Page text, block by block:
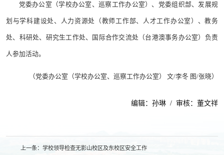
党委办公室（学校办公室、巡察工作办公室）、党委组织部、发展规
划与学科建设处、人力资源处（教师工作部、人才工作办公室）、教务
处、科研处、研究生工作处、国际合作交流处（台港澳事务办公室）负责
人参加活动。
（党委办公室（学校办公室、巡察工作办公室） 文/李冬 图/张晓）
编辑：孙琳 / 审核：董文祥
上一条： 学校领导检查无影山校区及东校区安全工作